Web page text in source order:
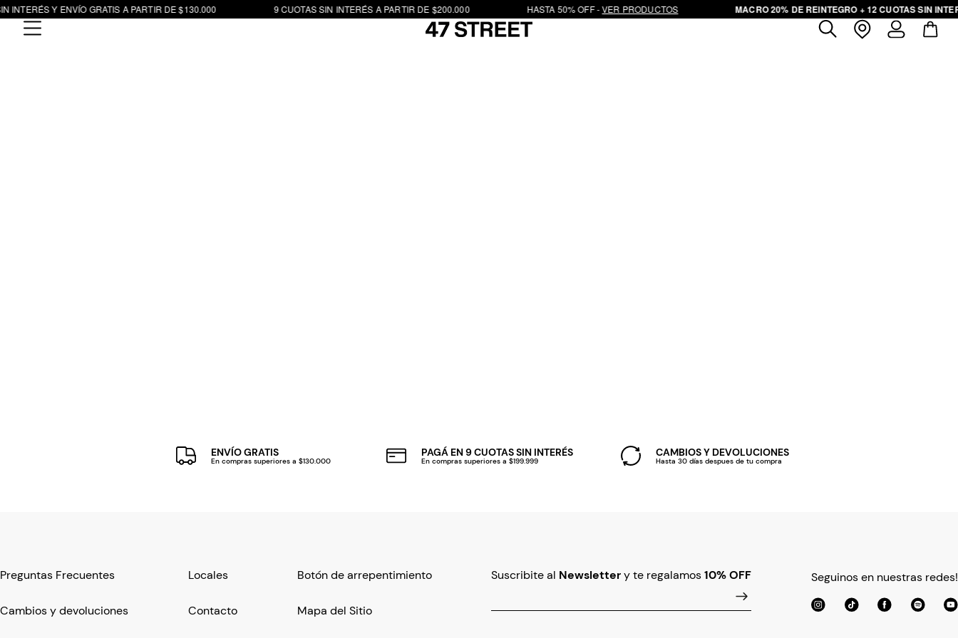
INTERÉS Y ENVÍO GRATIS A PARTIR DE $130.000 9 CUOTAS SIN INTERÉS A PARTIR DE $200.000 HASTA 50% OFF - VER PRODUCTOS MACRO 20% DE REINTEGRO + 12 CUOTAS SIN
ENVÍO GRATIS
En compras superiores a $130.000
PAGÁ EN 9 CUOTAS SIN INTERÉS
En compras superiores a $199.999
CAMBIOS Y DEVOLUCIONES
Hasta 30 días despues de tu compra
Preguntas Frecuentes
Cambios y devoluciones
Locales
Contacto
Botón de arrepentimiento
Mapa del Sitio
Suscribite al Newslettery te regalamos10% OFF Seguinos en nuestras redes!